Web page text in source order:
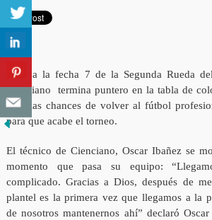
Jugada la fecha 7 de la Segunda Rueda
Cienciano termina puntero en la tabla de
viva las chances de volver al fútbol
para que acabe el torneo.
El técnico de Cienciano, Oscar Ibañez se
momento que pasa su equipo:
complicado. Gracias a Dios, después de
plantel es la primera vez que llegamos a la
de nosotros mantenernos ahí” declaró